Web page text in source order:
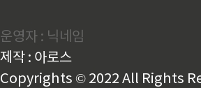
운영자 : 닉네임
제작 : 아로스
Copyrights © 2022 All Rights